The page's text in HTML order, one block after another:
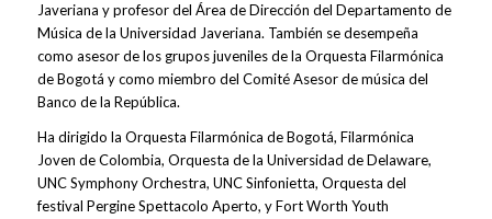
Javeriana y profesor del Área de Dirección del Departamento de
Música de la Universidad Javeriana. También se desempeña
como asesor de los grupos juveniles de la Orquesta Filarmónica
de Bogotá y como miembro del Comité Asesor de música del
Banco de la República.
Ha dirigido la Orquesta Filarmónica de Bogotá, Filarmónica
Joven de Colombia, Orquesta de la Universidad de Delaware,
UNC Symphony Orchestra, UNC Sinfonietta, Orquesta del
festival Pergine Spettacolo Aperto, y Fort Worth Youth